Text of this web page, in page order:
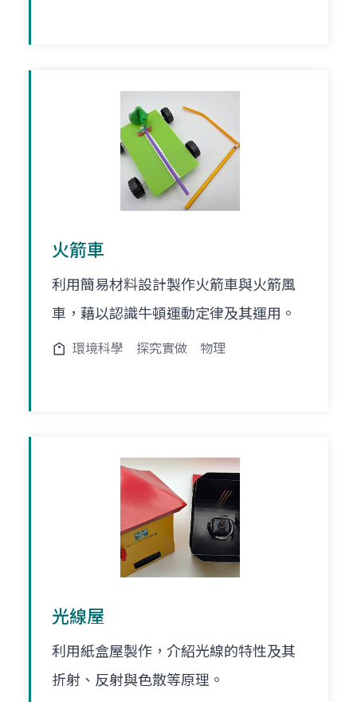
火箭車
利用簡易材料設計製作火箭車與火箭風
車，藉以認識牛頓運動定律及其運用。
環境科學 探究實做 物理
光線屋
利用紙盒屋製作，介紹光線的特性及其
折射、反射與色散等原理。